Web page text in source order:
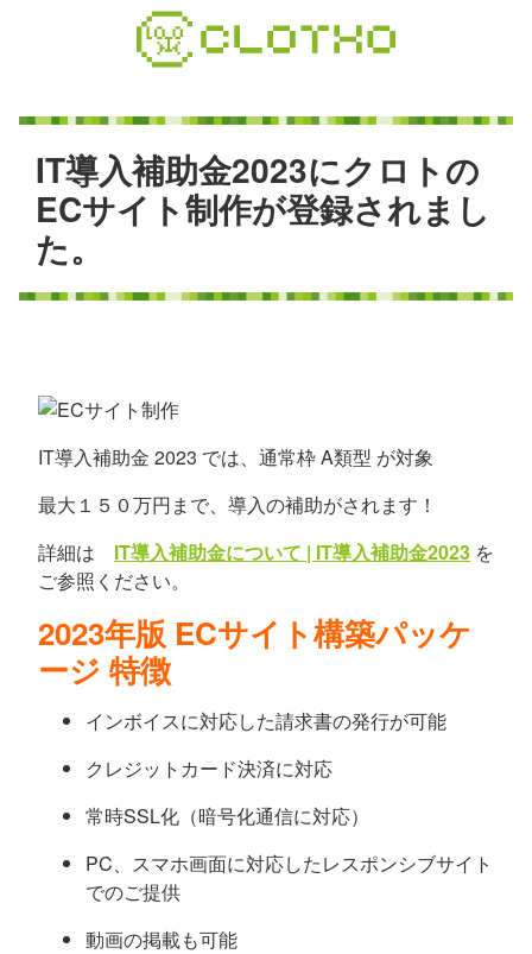
IT導入補助金2023にク ロ トの
ECサイ ト制作が登録されま し
た。
IT導入補助金 2023 では、通常枠 A類型 が対象
最大１５０万円まで、導入の補助がされます！
詳細は IT導入補助金について | IT導入補助金2023 を
ご参照ください。
2023年版 ECサイト構築パッケ
ージ 特徴
インボイスに対応した請求書の発行が可能
クレジットカード決済に対応
常時SSL化（暗号化通信に対応）
PC、スマホ画面に対応したレスポンシブサイト
でのご提供
動画の掲載も可能